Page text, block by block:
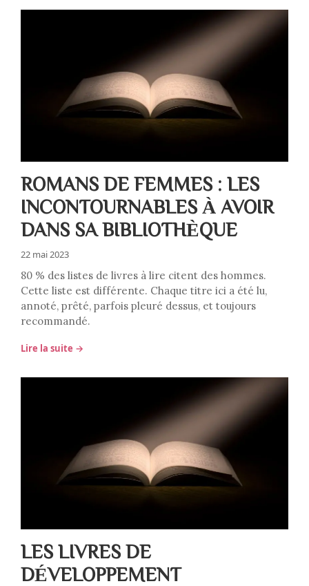
ROMANS DE FEMMES : LES
INCONTOURNABLES À AVOIR
DANS SA BIBLIOTHÈQUE
22 mai 2023
80 % des listes de livres à lire citent des hommes.
Cette liste est différente. Chaque titre ici a été lu,
annoté, prêté, parfois pleuré dessus, et toujours
recommandé.
Lire la suite →
LES LIVRES DE
DÉVELOPPEMENT